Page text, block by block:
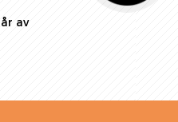
av